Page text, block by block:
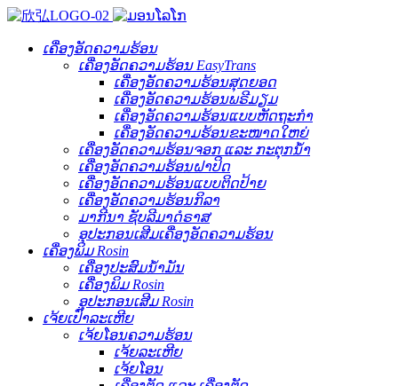
ເຄື່ອງອັດຄວາມຮ້ອນ
ເຄື່ອງອັດຄວາມຮ້ອນ EasyTrans
ເຄື່ອງອັດຄວາມຮ້ອນສຸດຍອດ
ເຄື່ອງອັດຄວາມຮ້ອນພຣີມຽມ
ເຄື່ອງອັດຄວາມຮ້ອນແບບຫັດຖະກຳ
ເຄື່ອງອັດຄວາມຮ້ອນຂະໜາດໃຫຍ່
ເຄື່ອງອັດຄວາມຮ້ອນຈອກ ແລະ ກະຕຸກນ້ຳ
ເຄື່ອງອັດຄວາມຮ້ອນຝາປິດ
ເຄື່ອງອັດຄວາມຮ້ອນແບບຕິດປ້າຍ
ເຄື່ອງອັດຄວາມຮ້ອນກິລາ
ມາກີນາ ຊັບລີມາດໍຣາສ
ອຸປະກອນເສີມເຄື່ອງອັດຄວາມຮ້ອນ
ເຄື່ອງພິມ Rosin
ເຄື່ອງປະສົມນ້ຳມັນ
ເຄື່ອງພິມ Rosin
ອຸປະກອນເສີມ Rosin
ເຈ້ຍເປົ່າລະເຫີຍ
ເຈ້ຍໂອນຄວາມຮ້ອນ
ເຈ້ຍລະເຫີຍ
ເຈ້ຍໂອນ